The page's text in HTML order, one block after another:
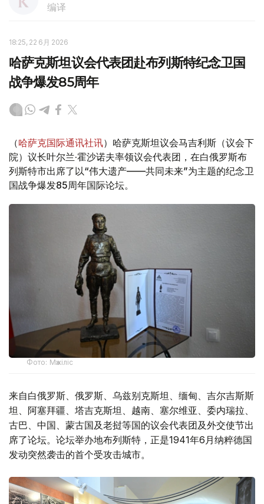
编译
18:25, 22 6月 2026
哈萨克斯坦议会代表团赴布列斯特纪念卫国
战争爆发85周年
（哈萨克国际通讯社讯）哈萨克斯坦议会马吉利斯（议会下
院）议长叶尔兰·霍沙诺夫率领议会代表团，在白俄罗斯布
列斯特市出席了以“伟大遗产——共同未来”为主题的纪念卫
国战争爆发85周年国际论坛。
Фото: Мәжіліс
来自白俄罗斯、俄罗斯、乌兹别克斯坦、缅甸、吉尔吉斯斯
坦、阿塞拜疆、塔吉克斯坦、越南、塞尔维亚、委内瑞拉、
古巴、中国、蒙古国及老挝等国的议会代表团及外交使节出
席了论坛。论坛举办地布列斯特，正是1941年6月纳粹德国
发动突然袭击的首个受攻击城市。